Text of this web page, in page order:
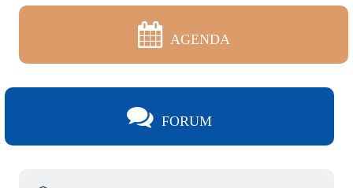
AGENDA
FORUM